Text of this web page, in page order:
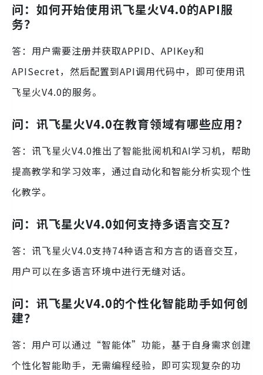
问：如何开始使用讯飞星火V4.0的API服
务？
答：用户需要注册并获取APPID、APIKey和
APISecret，然后配置到API调用代码中，即可使用讯
飞星火V4.0的服务。
问：讯飞星火V4.0在教育领域有哪些应用？
答：讯飞星火V4.0推出了智能批阅机和AI学习机，帮助
提高教学和学习效率，通过自动化和智能分析实现个性
化教学。
问：讯飞星火V4.0如何支持多语言交互？
答：讯飞星火V4.0支持74种语言和方言的语音交互，
用户可以在多语言环境中进行无缝对话。
问：讯飞星火V4.0的个性化智能助手如何创
建？
答：用户可以通过“智能体”功能，基于自身需求创建
个性化智能助手，无需编程经验，即可实现复杂的功